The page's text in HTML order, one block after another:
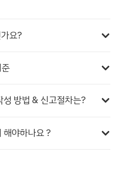
요?
방법 & 신고절차는?
해야하나요 ?